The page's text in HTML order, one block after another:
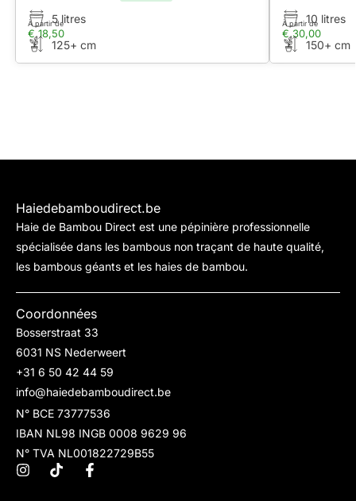
€18,50
À partir de5 litres
125+ cm
€30,00
À partir de10 litres
150+ cm
Haiedebamboudirect.be
Haie de Bambou Direct est une pépinière professionnelle
spécialisée dans les bambous non traçant de haute qualité,
les bambous géants et les haies de bambou.
Coordonnées
Bosserstraat 33
6031 NS Nederweert
+31 6 50 42 44 59
info@haiedebamboudirect.be
N° BCE 73777536
IBAN NL98 INGB 0008 9629 96
N° TVA NL001822729B55